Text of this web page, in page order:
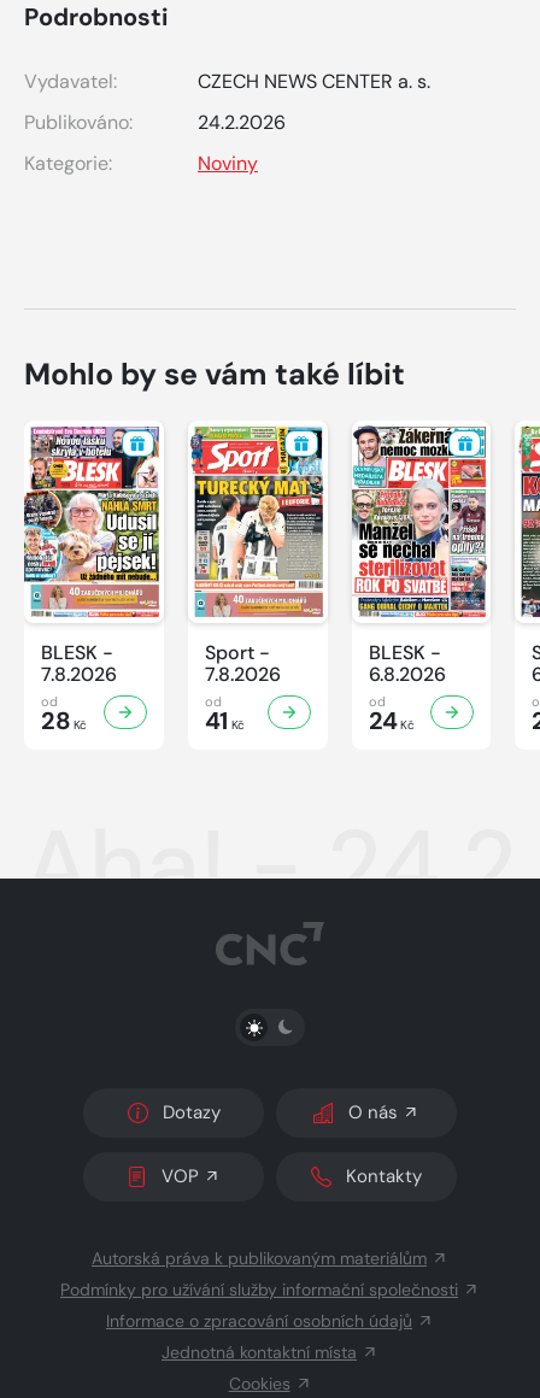
Podrobnosti
Vydavatel:
CZECH NEWS CENTER a. s.
Publikováno:
24.2.2026
Kategorie:
Noviny
Mohlo by se vám také líbit
BLESK -
7.8.2026
od
28 Kč
Sport -
7.8.2026
od
41 Kč
BLESK -
6.8.2026
od
24Kč
Aha! -
PŘEPNOUT SVĚTLÝ/TMAVÝ REŽIM
Dotazy O nás
VOP Kontakty
Autorská práva k publikovaným materiálům
Podmínky pro užívání služby informační společnosti
Informace o zpracování osobních údajů
Jednotná kontaktní místa
Cookies